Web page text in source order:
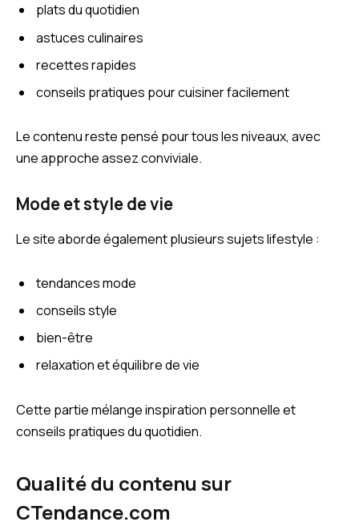
plats du quotidien
astuces culinaires
recettes rapides
conseils pratiques pour cuisiner facilement
Le contenu reste pensé pour tous les niveaux, avec
une approche assez conviviale.
Mode et style de vie
Le site aborde également plusieurs sujets lifestyle :
tendances mode
conseils style
bien-être
relaxation et équilibre de vie
Cette partie mélange inspiration personnelle et
conseils pratiques du quotidien.
Qualité du contenu sur
CTendance.com